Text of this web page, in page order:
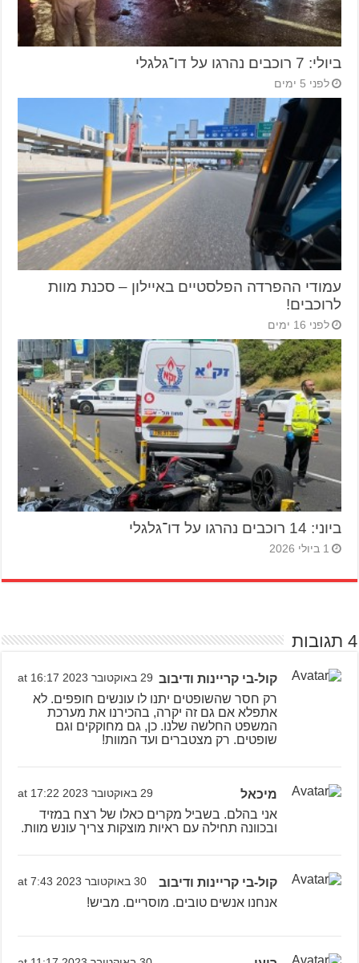
ביולי: 7 רוכבים נהרגו על דו־גלגלי
לפני 5 ימים
עמודי ההפרדה הפלסטיים באיילון – סכנת מוות
לרוכבים!
לפני 16 ימים
ביוני: 14 רוכבים נהרגו על דו־גלגלי
1 ביולי 2026
4 תגובות
קול-בי קריינות ודיבוב 29 באוקטובר 2023 at 16:17
רק חסר שהשופטים יתנו לו עונשים חופפים. לא
אתפלא אם גם זה יקרה, בהכירנו את מערכת
המשפט החלשה שלנו. כן, גם מחוקקים וגם
שופטים. רק מצטברים ועד המוות!
מיכאל 29 באוקטובר 2023 at 17:22
אני בהלם. בשביל מקרים כאלו של רצח במזיד
ובכוונה תחילה עם ראיות מוצקות צריך עונש מוות.
קול-בי קריינות ודיבוב 30 באוקטובר 2023 at 7:43
אנחנו אנשים טובים. מוסריים. מביש!